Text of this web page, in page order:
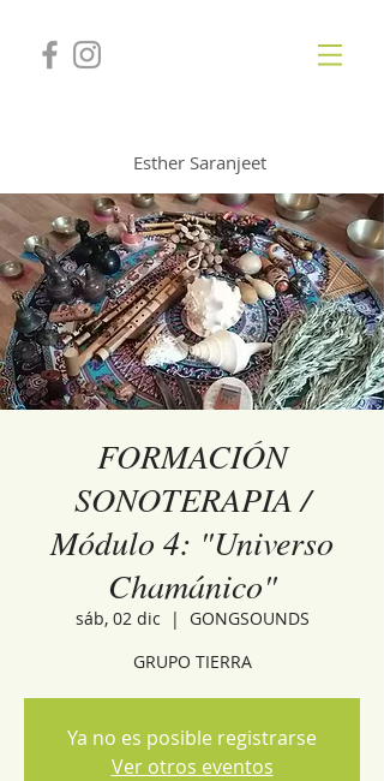
Esther Saranjeet
FORMACIÓN
SONOTERAPIA /
Módulo 4: "Universo
Chamánico"
sáb, 02 dic
  |
GONGSOUNDS
GRUPO TIERRA
Ya no es posible registrarse
Ver otros eventos